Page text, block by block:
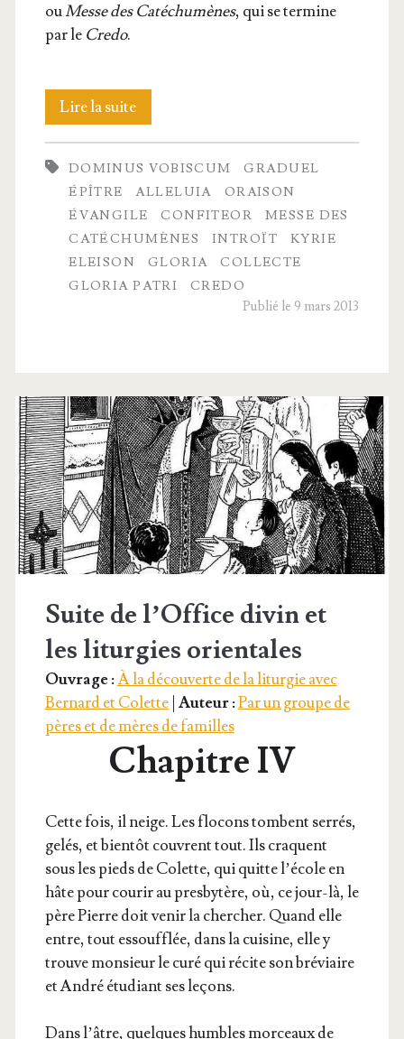
ouMesse des Caté­chu­mènes, qui se ter­mine
par le Cre­do.
Lire la suitePré­
lude
de
la
Messe
et
DOMINUS VOBISCUM
GRADUEL
ÉPÎTRE
ALLELUIA
ORAISON
ÉVANGILE
CONFITEOR
MESSE DES
CATÉCHUMÈNES
INTROÏT
KYRIE
ELEISON
GLORIA
COLLECTE
GLORIA PATRI
CREDO
Publié le 9 mars 2013
Suite de l’Office divin et
les liturgies orientales
Ouvrage :À la découverte de la liturgie avec
Bernard et Colette| Auteur :Par un groupe de
pères et de mères de familles
Chapitre IV
Cette fois, il neige. Les flo­cons tombent ser­rés,
gelés, et bien­tôt couvrent tout. Ils craquent
sous les pieds de Colette, qui quitte l’école en
hâte pour cou­rir au pres­by­tère, où, ce jour-là, le
père Pierre doit venir la cher­cher. Quand elle
entre, tout essouf­flée, dans la cui­sine, elle y
trouve mon­sieur le curé qui récite son bré­viaire
et André étu­diant ses leçons.
Dans l’âtre, quelques humbles mor­ceaux de